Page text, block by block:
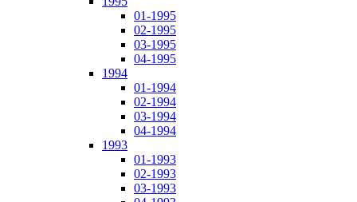
01-1995
02-1995
03-1995
04-1995
1994
01-1994
02-1994
03-1994
04-1994
1993
01-1993
02-1993
03-1993